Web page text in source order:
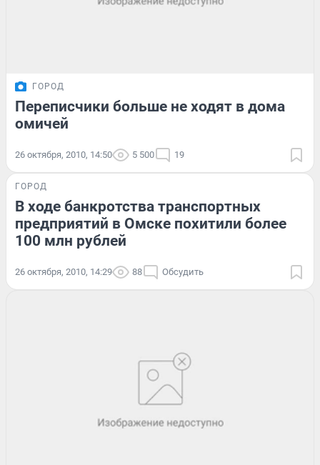
ГОРОД
Переписчики больше не ходят в дома
омичей
26 октября, 2010, 14:50 5 500 19
ГОРОД
В ходе банкротства транспортных
предприятий в Омске похитили более
100 млн рублей
26 октября, 2010, 14:29 88 Обсудить